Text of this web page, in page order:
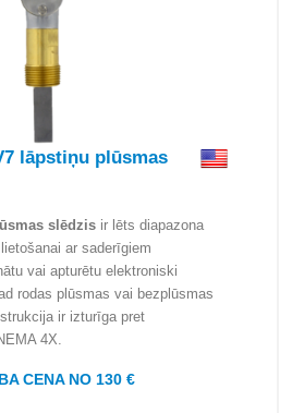
lāpstiņu plūsmas
slēdzis ir lēts diapazona
ar saderīgiem
vai apturētu elektroniski
rodas plūsmas vai bezplūsmas
ir izturīga pret
4X.
CENA NO 130 €